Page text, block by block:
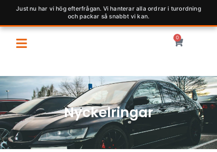
Just nu har vi hög efterfrågan. Vi hanterar alla ordrar i turordning
och packar så snabbt vi kan.
0
Nyckelringar